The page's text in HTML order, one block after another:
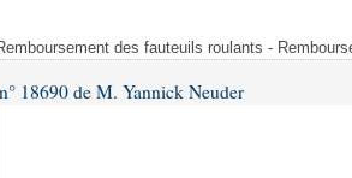
des fauteuils roulants -
18690 de M. Yannick Neuder